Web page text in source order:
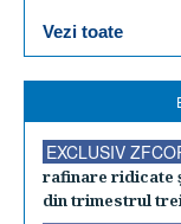
Vezi toate
EXCLUSIV
rafinare ridicate
din trimestrul